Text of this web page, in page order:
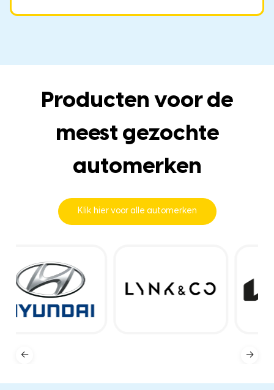
Producten voor de
meest gezochte
automerken
Klik hier voor alle automerken
← →